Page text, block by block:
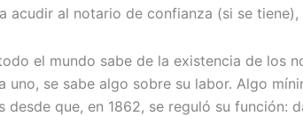
acudir al notario de confianza (si se
el mundo sabe de la existencia de los
uno, se sabe algo sobre su labor. Algo
desde que, en 1862, se reguló su